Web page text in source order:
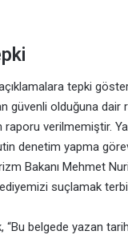
tepki
güvenli olduğuna
verilmemiştir.
denetim yapma
Bakanı Mehmet
suçlamak
“Bu belgede yazan